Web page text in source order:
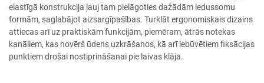
elastīgā konstrukcija ļauj tam pielāgoties dažādām ledussomu
formām, saglabājot aizsargīpašības. Turklāt ergonomiskais dizains
attiecas arī uz praktiskām funkcijām, piemēram, ātrās notekas
kanāliem, kas novērš ūdens uzkrāšanos, kā arī iebūvētiem fiksācijas
punktiem drošai nostiprināšanai pie laivas klāja.